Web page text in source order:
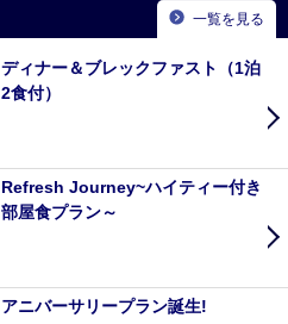
一覧を見る
ディナー＆ブレックファスト（1泊
2食付）
Refresh Journey~ハイティー付き
部屋食プラン～
アニバーサリープラン誕生!